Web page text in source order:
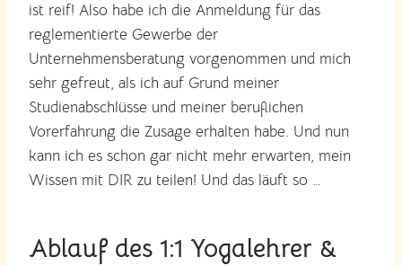
ist reif! Also habe ich die Anmeldung für das
reglementierte Gewerbe der
Unternehmensberatung vorgenommen und mich
sehr gefreut, als ich auf Grund meiner
Studienabschlüsse und meiner beruflichen
Vorerfahrung die Zusage erhalten habe. Und nun
kann ich es schon gar nicht mehr erwarten, mein
Wissen mit DIR zu teilen! Und das läuft so …
Ablauf des 1:1 Yogalehrer &